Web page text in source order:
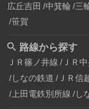
広丘吉田 中箕輪 三
笹賀
路線から探す
ＪＲ篠ノ井線 ＪＲ
しなの鉄道 ＪＲ信
上田電鉄別所線 し